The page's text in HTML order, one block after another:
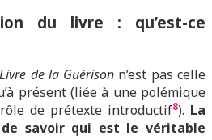
du livre : qu’est-ce
Livre de la Guérison n’est pas celle
présent (liée à une polémique
de prétexte introductif8). La
savoir qui est le véritable